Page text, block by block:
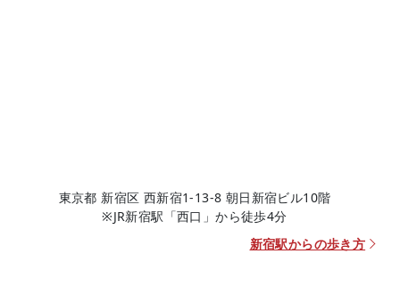
東京都 新宿区 西新宿1-13-8 朝日新宿ビル10階
※JR新宿駅「西口」から徒歩4分
新宿駅からの歩き方